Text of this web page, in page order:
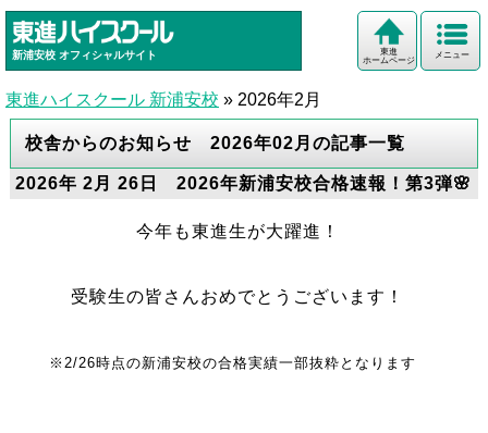
新浦安校 オフィシャルサイト メニュー
東進
ホームページ
東進ハイスクール 新浦安校 » 2026年2月
校舎からのお知らせ 2026年02月の記事一覧
2026年 2月 26日 2026年新浦安校合格速報！第3弾🌸
今年も東進生が大躍進！
受験生の皆さんおめでとうございます！
※2/26時点の新浦安校の合格実績一部抜粋となります